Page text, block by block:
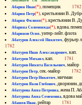
Абарин Иван(*), помещик 1782
Абарин Петр(*), крестьянин В.
Абарин Филипп(*), крестьянин
Абарина Соломонида(*), вдова,
Абаринов Осип, унтер-лейт.
Абатуров Алексей Никитич, фурьер
1782
Абатуров Иван Александрович,
Абатуров Михаил, кап. 1781
Абатуров Никита Васильевич,
Абатуров Петр, сек.-майор 1782
Абатуров Петр Никитич, мичман
Абатуров Яков Глебович,
Абатурова Анна Петровна, жена П.
Абатурова Анна Семеновна, вдова
Абашев Иван, рейтар 1781